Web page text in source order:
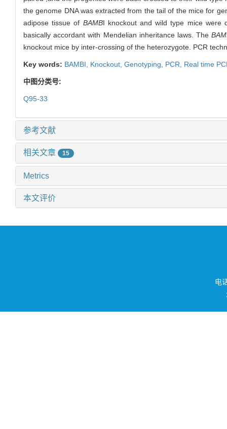
the genome DNA was extracted from the tail of the mice for
adipose tissue of BAMBI knockout and wild type mice were
basically accordant with Mendelian inheritance laws. The
knockout mice by inter-crossing of the heterozygote. PCR
Key words: BAMBI, Knockout, Genotyping, PCR, Real time
中图分类号:
Q95-33
参考文献
相关文章 15
Metrics
本文评价
电